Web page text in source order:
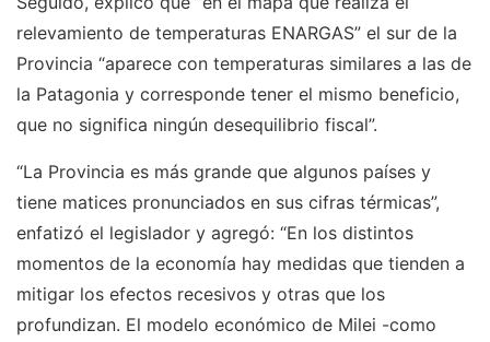
relevamiento de temperaturas ENARGAS” el sur de la
Provincia “aparece con temperaturas similares a las de
la Patagonia y corresponde tener el mismo beneficio,
que no significa ningún desequilibrio fiscal”.
“La Provincia es más grande que algunos países y
tiene matices pronunciados en sus cifras térmicas”,
enfatizó el legislador y agregó: “En los distintos
momentos de la economía hay medidas que tienden a
mitigar los efectos recesivos y otras que los
profundizan. El modelo económico de Milei -como